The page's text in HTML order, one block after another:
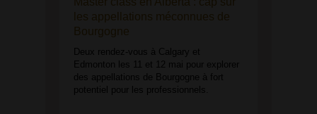
les appellations méconnues de
Bourgogne
Deux rendez-vous à Calgary et
Edmonton les 11 et 12 mai pour explorer
des appellations de Bourgogne à fort
potentiel pour les professionnels.